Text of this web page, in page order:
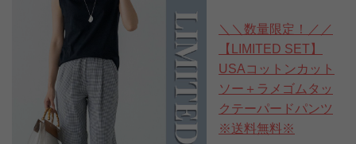
＼＼数量限定！／／
【LIMITED SET】
USAコットンカット
ソー＋ラメゴムタッ
クテーパードパンツ
※送料無料※